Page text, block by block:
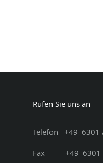
Rufen Sie uns an
Telefon +49 6301
Fax +49